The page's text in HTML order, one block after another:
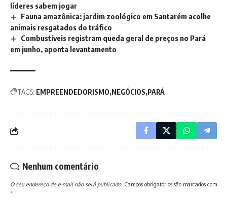
líderes sabem jogar
Fauna amazônica: jardim zoológico em Santarém acolhe
animais resgatados do tráfico
Combustíveis registram queda geral de preços no Pará
em junho, aponta levantamento
TAGS: EMPREENDEDORISMO NEGÓCIOS PARÁ
Nenhum comentário
O seu endereço de e-mail não será publicado. Campos obrigatórios são marcados com
*